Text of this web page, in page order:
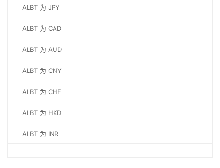
ALBT 为 JPY
ALBT 为 CAD
ALBT 为 AUD
ALBT 为 CNY
ALBT 为 CHF
ALBT 为 HKD
ALBT 为 INR